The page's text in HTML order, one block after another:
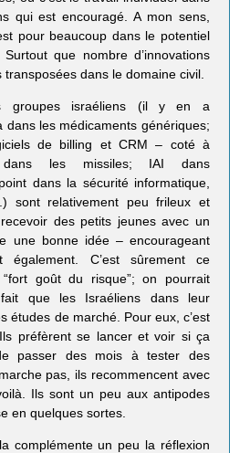
qui est encouragé. A mon sens,
pour beaucoup dans le potentiel
que nombre d’innovations
dans le domaine civil.
groupes israéliens (il y en a
dans les médicaments génériques;
de billing et CRM – coté à
dans les missiles; IAI dans
dans la sécurité informatique,
sont relativement peu frileux et
des petits jeunes avec un
une bonne idée – encourageant
également. C’est sûrement ce
goût du risque”; on pourrait
que les Israéliens dans leur
études de marché. Pour eux, c’est
préfèrent se lancer et voir si ça
passer des mois à tester des
pas, ils recommencent avec
Ils sont un peu aux antipodes
en quelques sortes.
complémente un peu la réflexion